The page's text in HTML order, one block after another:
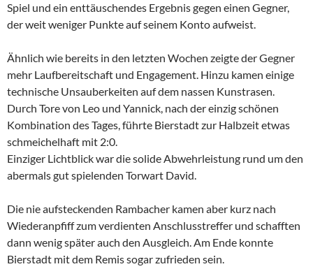
Spiel und ein enttäuschendes Ergebnis gegen einen Gegner,
der weit weniger Punkte auf seinem Konto aufweist.
Ähnlich wie bereits in den letzten Wochen zeigte der Gegner
mehr Laufbereitschaft und Engagement. Hinzu kamen einige
technische Unsauberkeiten auf dem nassen Kunstrasen.
Durch Tore von Leo und Yannick, nach der einzig schönen
Kombination des Tages, führte Bierstadt zur Halbzeit etwas
schmeichelhaft mit 2:0.
Einziger Lichtblick war die solide Abwehrleistung rund um den
abermals gut spielenden Torwart David.
Die nie aufsteckenden Rambacher kamen aber kurz nach
Wiederanpfiff zum verdienten Anschlusstreffer und schafften
dann wenig später auch den Ausgleich. Am Ende konnte
Bierstadt mit dem Remis sogar zufrieden sein.